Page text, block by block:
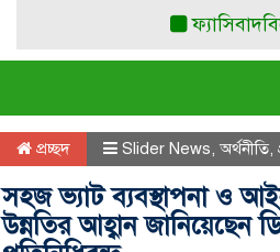
ফ্যাসিবাদবিরোধী
প্রচ্ছদ Slider News, অর্থনীতি,
সহজ ভ্যাট ব্যবস্থাপনা ও
উন্নতির আহ্বান জানিয়েছেন